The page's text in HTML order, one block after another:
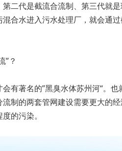
二代是截流合流制、第三代就
合水进入污水处理厂，就会通
”？
有著名的”黑臭水体苏州河“。
制的两套管网建设需要更大的
的污染。